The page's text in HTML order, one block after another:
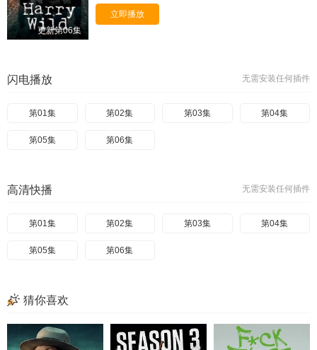
更新第06集
立即播放
无需安装任何插件
闪电播放
第01集 第02集 第03集 第04集
第05集 第06集
无需安装任何插件
高清快播
第01集 第02集 第03集 第04集
第05集 第06集
猜你喜欢